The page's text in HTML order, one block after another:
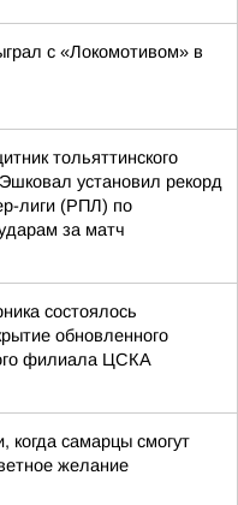
с «Локомотивом» в
тольяттинского
установил рекорд
лиги (РПЛ) по
за матч
состоялось
обновленного
филиала ЦСКА
когда самарцы смогут
желание